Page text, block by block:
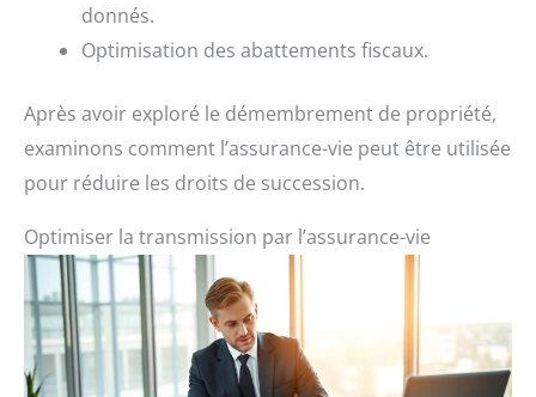
donnés.
Optimisation des abattements fiscaux.
Après avoir exploré le démembrement de propriété,
examinons comment l’assurance-vie peut être utilisée
pour réduire les droits de succession.
Optimiser la transmission par l’assurance-vie